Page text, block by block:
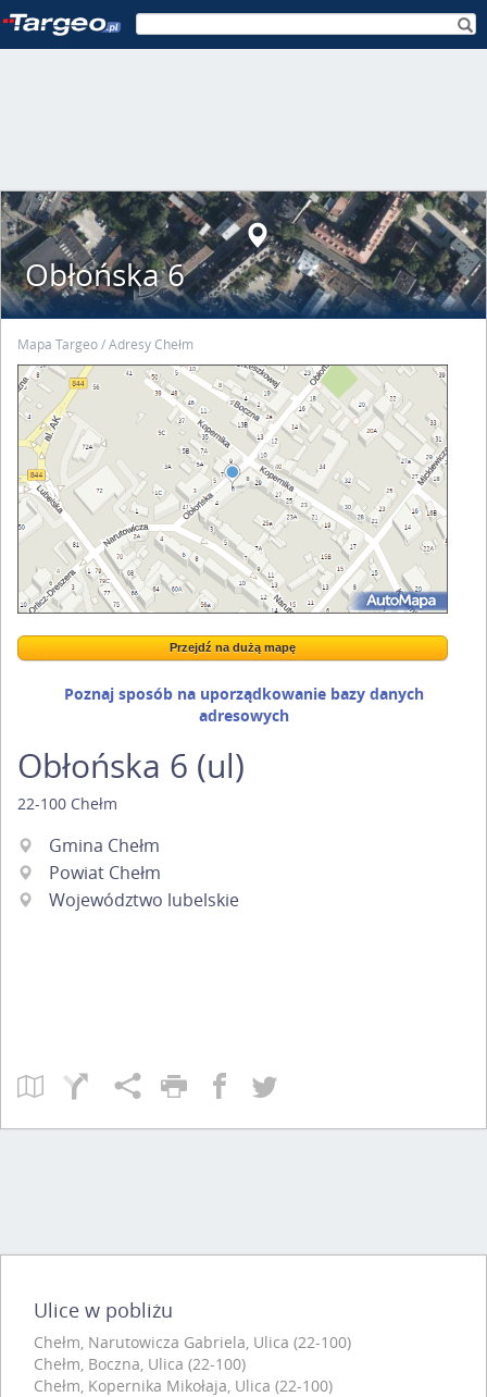
Obłońska 6
Mapa Targeo Adresy Chełm
Wstaw tę mapkę na swoją stronę
Przejdź na dużą mapę
Przejdź na dużą mapę
Poznaj sposób na uporządkowanie bazy danych
adresowych
Obłońska 6 (ul)
22-100 Chełm
Gmina Chełm
Powiat Chełm
Województwo lubelskie
Ulice w pobliżu
Chełm, Narutowicza Gabriela, Ulica (22-100)
Chełm, Boczna, Ulica (22-100)
Chełm, Kopernika Mikołaja, Ulica (22-100)